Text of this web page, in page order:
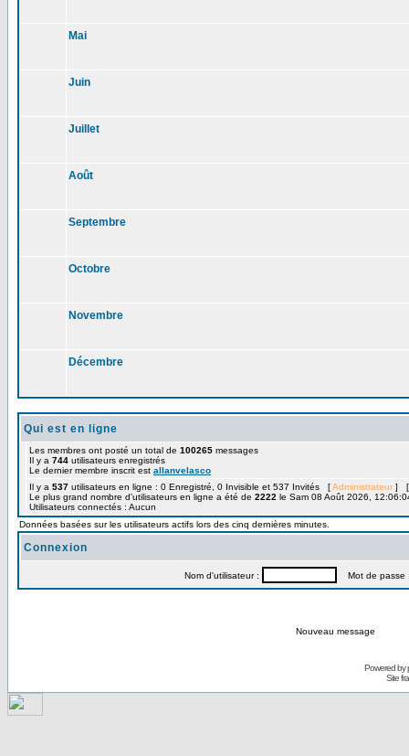
Mai
Juin
Juillet
Août
Septembre
Octobre
Novembre
Décembre
Qui est en ligne
Les membres ont posté un total de 100265 messages
Il y a 744 utilisateurs enregistrés
Le dernier membre inscrit est allanvelasco
Il y a 537 utilisateurs en ligne : 0 Enregistré, 0 Invisible et 537 Invités [Administrateur ]
Le plus grand nombre d'utilisateurs en ligne a été de 2222 le Sam 08 Août 2026,
Utilisateurs connectés : Aucun
Données basées sur les utilisateurs actifs lors des cinq dernières minutes.
Connexion
Nom d'utilisateur : Mot de passe
Nouveau message
Powered by
Site